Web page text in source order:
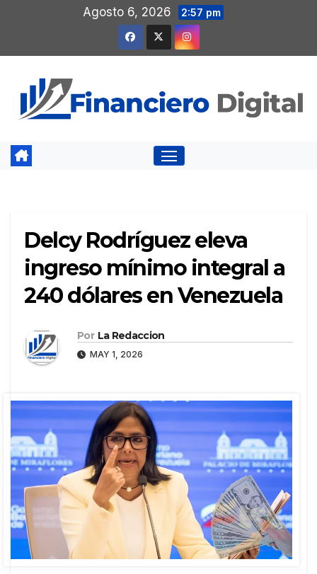
contenido
Agosto 6, 2026 2:57 pm
Delcy Rodríguez eleva
ingreso mínimo integral a
240 dólares en Venezuela
Por La Redaccion
MAY 1, 2026